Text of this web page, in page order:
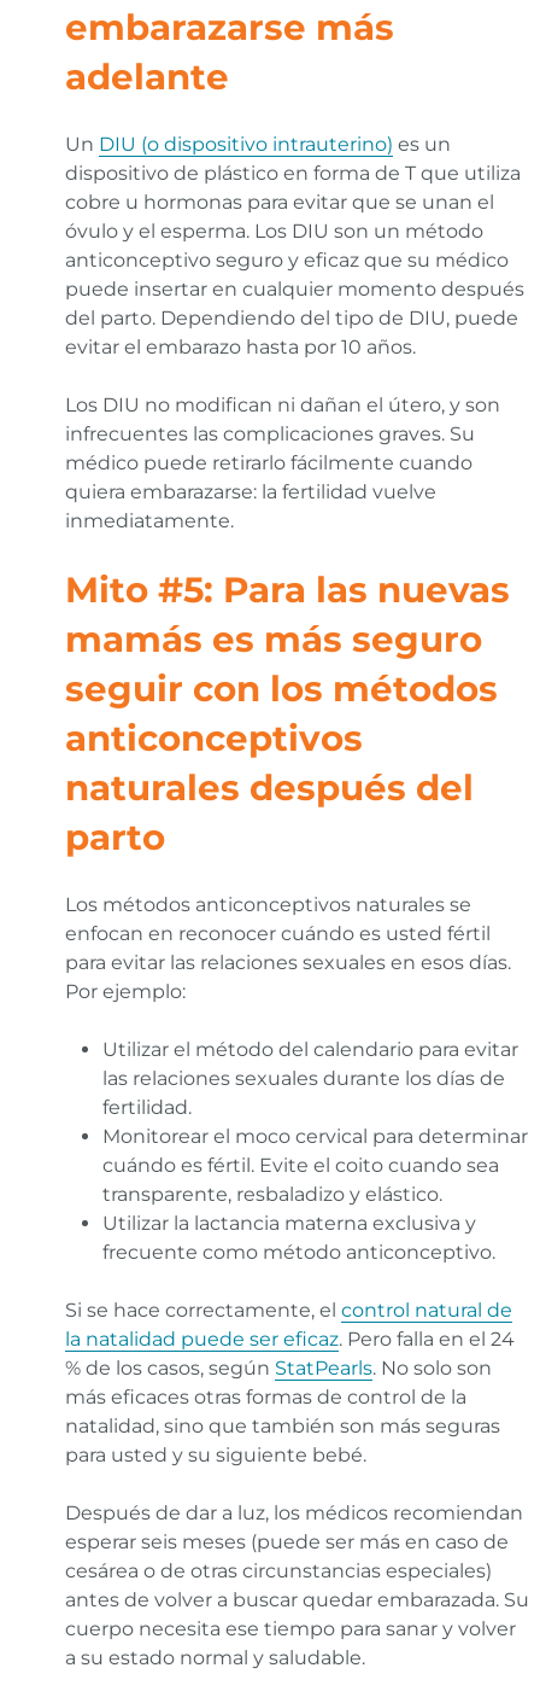
embarazarse más
adelante
Un DIU (o dispositivo intrauterino) es un
dispositivo de plástico en forma de T que utiliza
cobre u hormonas para evitar que se unan el
óvulo y el esperma. Los DIU son un método
anticonceptivo seguro y eficaz que su médico
puede insertar en cualquier momento después
del parto. Dependiendo del tipo de DIU, puede
evitar el embarazo hasta por 10 años.
Los DIU no modifican ni dañan el útero, y son
infrecuentes las complicaciones graves. Su
médico puede retirarlo fácilmente cuando
quiera embarazarse: la fertilidad vuelve
inmediatamente.
Mito #5: Para las nuevas
mamás es más seguro
seguir con los métodos
anticonceptivos
naturales después del
parto
Los métodos anticonceptivos naturales se
enfocan en reconocer cuándo es usted fértil
para evitar las relaciones sexuales en esos días.
Por ejemplo:
Utilizar el método del calendario para evitar
las relaciones sexuales durante los días de
fertilidad.
Monitorear el moco cervical para determinar
cuándo es fértil. Evite el coito cuando sea
transparente, resbaladizo y elástico.
Utilizar la lactancia materna exclusiva y
frecuente como método anticonceptivo.
Si se hace correctamente, el control natural de
la natalidad puede ser eficaz. Pero falla en el 24
% de los casos, según StatPearls. No solo son
más eficaces otras formas de control de la
natalidad, sino que también son más seguras
para usted y su siguiente bebé.
Después de dar a luz, los médicos recomiendan
esperar seis meses (puede ser más en caso de
cesárea o de otras circunstancias especiales)
antes de volver a buscar quedar embarazada. Su
cuerpo necesita ese tiempo para sanar y volver
a su estado normal y saludable.